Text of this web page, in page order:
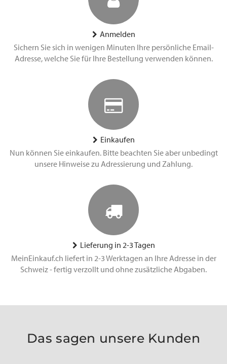
Anmelden
Sichern Sie sich in wenigen Minuten Ihre persönliche Email-
Adresse, welche Sie für Ihre Bestellung verwenden können.
Einkaufen
Nun können Sie einkaufen. Bitte beachten Sie aber unbedingt
unsere Hinweise zu Adressierung und Zahlung.
Lieferung in 2-3 Tagen
MeinEinkauf.ch liefert in 2-3 Werktagen an Ihre Adresse in der
Schweiz - fertig verzollt und ohne zusätzliche Abgaben.
Das sagen unsere Kunden